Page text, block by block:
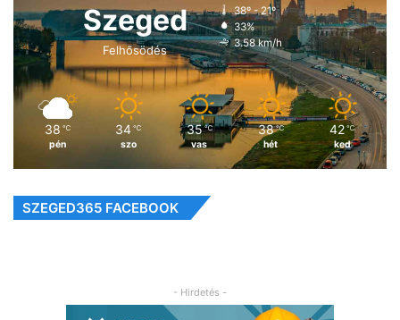
Szeged
Felhősödés
38º - 21º
33%
3.58 km/h
38 ℃
pén
34 ℃
szo
35 ℃
vas
38 ℃
hét
42 ℃
ked
SZEGED365 FACEBOOK
- Hirdetés -